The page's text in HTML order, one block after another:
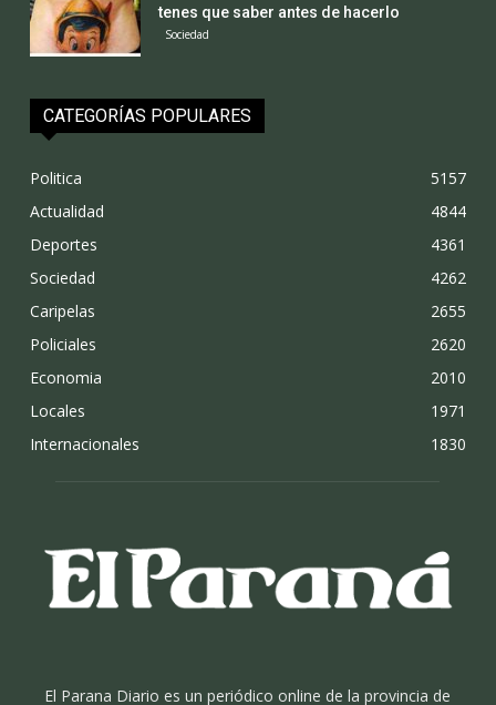
tenes que saber antes de hacerlo
Sociedad
CATEGORÍAS POPULARES
Politica
5157
Actualidad
4844
Deportes
4361
Sociedad
4262
Caripelas
2655
Policiales
2620
Economia
2010
Locales
1971
Internacionales
1830
El Parana Diario es un periódico online de la provincia de